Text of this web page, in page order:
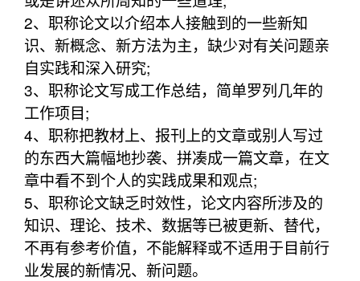
2、职称论文以介绍本人接触到的一些新知
识、新概念、新方法为主，缺少对有关问题亲
自实践和深入研究;
3、职称论文写成工作总结，简单罗列几年的
工作项目;
4、职称把教材上、报刊上的文章或别人写过
的东西大篇幅地抄袭、拼凑成一篇文章，在文
章中看不到个人的实践成果和观点;
5、职称论文缺乏时效性，论文内容所涉及的
知识、理论、技术、数据等已被更新、替代，
不再有参考价值，不能解释或不适用于目前行
业发展的新情况、新问题。